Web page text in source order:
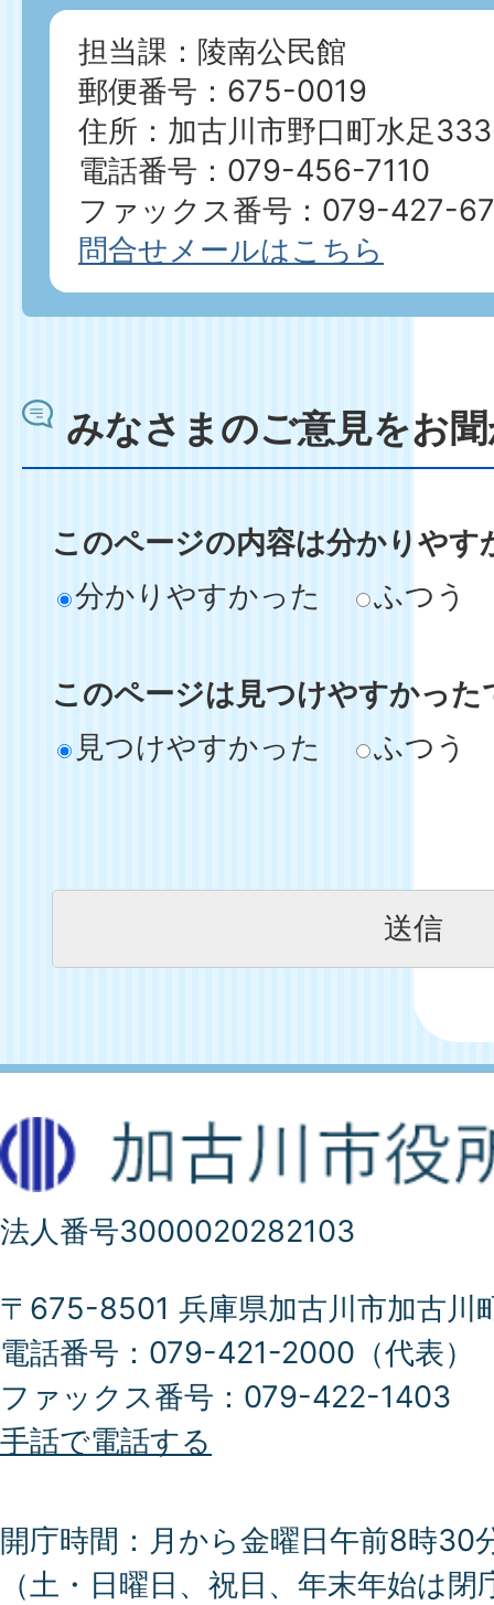
担当課：陵南公民館
郵便番号：675-0019
住所：加古川市野口町水足
電話番号：079-456-7110
ファックス番号：079-427-
問合せメールはこちら
みなさまのご意見をお
このページの内容は分かりやす
分かりやすかった
ふつう
このページは見つけやすかった
見つけやすかった
ふつう
法人番号3000020282103
〒675-8501 兵庫県加古川市加古川
電話番号：079-421-2000（代表）
ファックス番号：079-422-1403
手話で電話する
開庁時間：月から金曜日午前8時30
（土・日曜日、祝日、年末年始は閉